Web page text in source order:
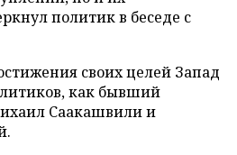
политик в беседе с
своих целей Запад
как бывший
Саакашвили и